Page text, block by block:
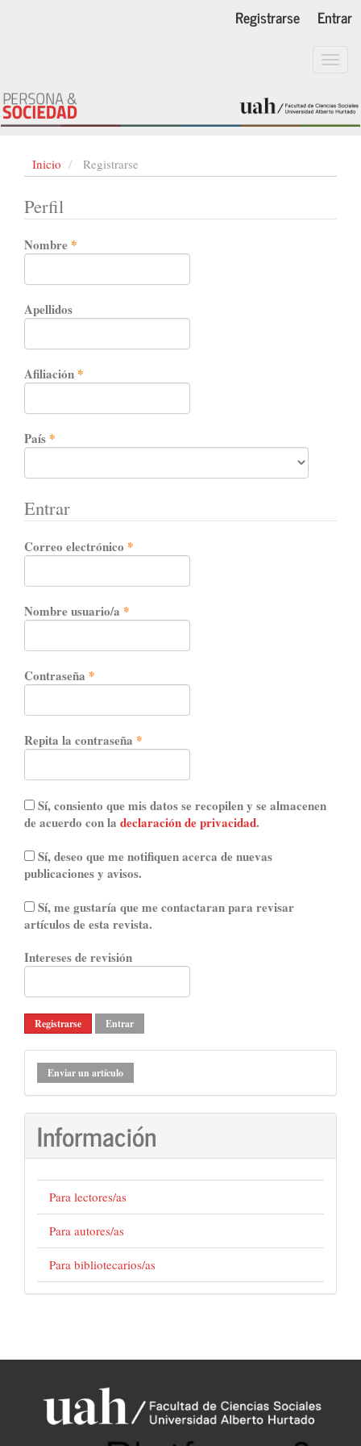
lateral
Registrarse
Entrar
Inicio Registrarse
Perfil
Nombre *
Apellidos
Afiliación *
País *
Entrar
Correo electrónico *
Nombre usuario/a *
Contraseña *
Repita la contraseña *
de acuerdo con la declaración de privacidad.
publicaciones y avisos.
artículos de esta revista.
Intereses de revisión
Registrarse Entrar
Enviar
un
artículo
Enviar un artículo
Información
Para lectores/as
Para autores/as
Para bibliotecarios/as